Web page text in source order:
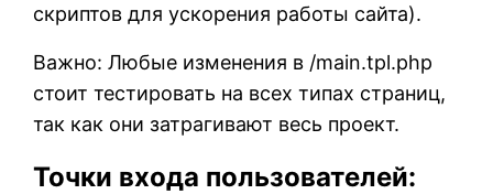
скриптов для ускорения работы сайта).
Важно: Любые изменения в /main.tpl.php
стоит тестировать на всех типах страниц,
так как они затрагивают весь проект.
Точки входа пользователей: